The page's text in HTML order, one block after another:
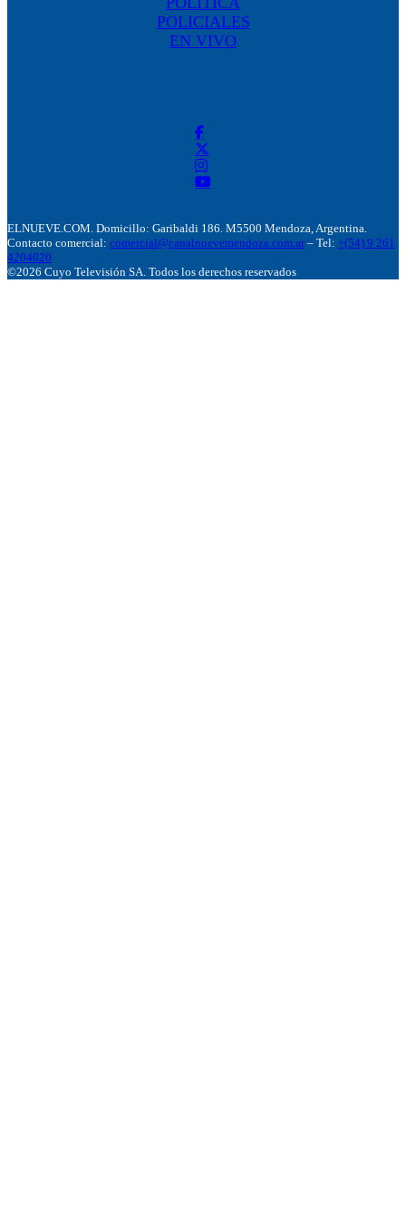
POLICIALES
EN VIVO
ELNUEVE.COM. Domicillo: Garibaldi 186. M5500 Mendoza, Argentina.
Contacto comercial: comercial@canalnuevemendoza.com.ar – Tel: +(54) 9 261
4204020
©2026 Cuyo Televisión SA. Todos los derechos reservados